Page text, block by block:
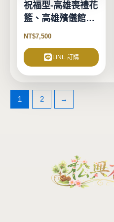
祝福型-高雄喪禮花
籃、高雄殯儀館花
籃
NT$7,500
LINE 訂購
1 2 →